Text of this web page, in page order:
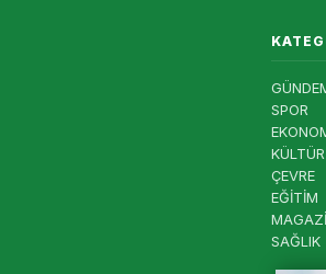
SPOR
ÇEVRE
EĞİTİM
SAĞLIK